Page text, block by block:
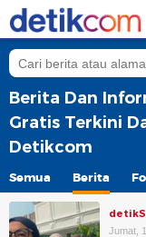
Berita Dan
Gratis Terkini
Detikcom
Semua Berita
Jumat,